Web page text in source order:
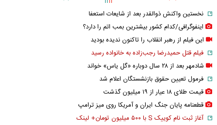
نخستین واکنش ذوالقدر بعد از شایعات استعفا
اینفوگرافی/کدام کشور بیشترین بمب اتم را دارد؟
این فیلم از رهبر انقلاب را تاکنون ندیده بودید
فیلم قتل حمیدرضا رجب‌زاده به خانواده رسید
شادمهر بعد از ۲۸ سال دوباره «گل یاس» خواند
فرمول تعیین حقوق بازنشستگان اعلام شد
قیمت طلای ۱۸ عیار از ۱۹ میلیون گذشت
قطعنامه پایان جنگ ایران و آمریکا روی میز ترامپ
آغاز ثبت نام کوییک S با ۵۰۰ میلیون تومان+ لینک